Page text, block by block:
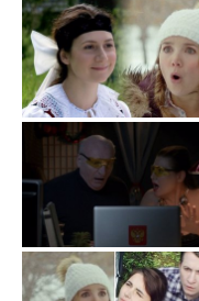
Obsazení:
Lucie
Landy Cannon
Luc-Martial
Sophie Gendron
Liliana
Martina
Louisa Martin
Samy Osman